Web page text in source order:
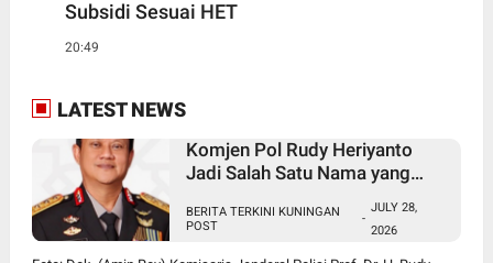
Subsidi Sesuai HET
20:49
LATEST NEWS
Komjen Pol Rudy Heriyanto
Jadi Salah Satu Nama yang
Calon Kapolri
BERITA TERKINI KUNINGAN
POST
-
JULY 28,
2026